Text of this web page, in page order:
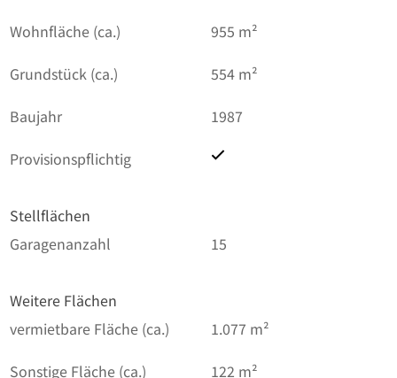
Wohnfläche (ca.)
955 m²
Grundstück (ca.)
554 m²
Baujahr
1987
Provisionspflichtig
Stellflächen
Garagenanzahl
15
Weitere Flächen
vermietbare Fläche (ca.)
1.077 m²
Sonstige Fläche (ca.)
122 m²